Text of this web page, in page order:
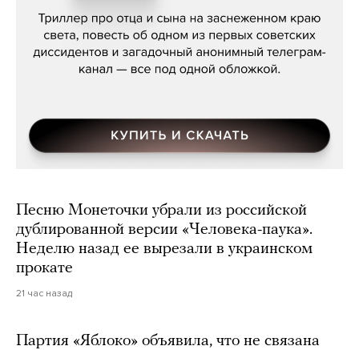
Песню Монеточки убрали из российской
дублированной версии «Человека-паука».
Неделю назад ее вырезали в украинском
прокате
21 час назад
Партия «Яблоко» объявила, что не связана